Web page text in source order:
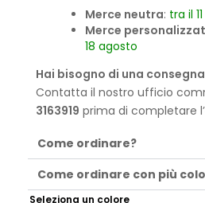
Merce neutra: tra il
Merce
18 agosto
Hai bisogno di una
Contatta il nostro ufficio
3163919 prima di completare
Come ordinare?
Come ordinare con più
Seleziona un colore